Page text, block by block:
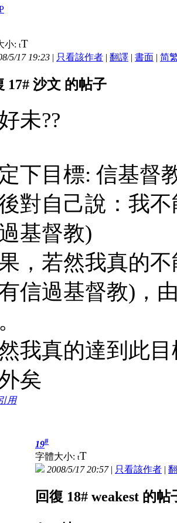
小: tT
5/17 19:23 | 只看該作者 | 翻譯 | 書面 | 简
17# 沙文 的帖子
未??
下目標: 信基督
對自己說：我
基督教)
，若然我真的
信過基督教)，
我真的達到此
矣
引用
19#
字體大小: tT
2008/5/17 20:57| 只看該作者 |
回復 18# weakest 的帖